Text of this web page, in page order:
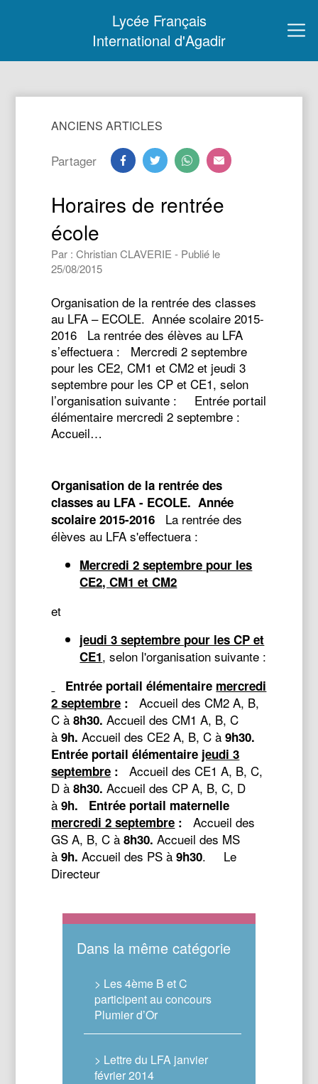
Lycée Français
International d'Agadir
ANCIENS ARTICLES
Partager
Horaires de rentrée
école
Par : Christian CLAVERIE - Publié le
25/08/2015
Organisation de la rentrée des classes
au LFA – ECOLE. Année scolaire 2015-
2016 La rentrée des élèves au LFA
s’effectuera : Mercredi 2 septembre
pour les CE2, CM1 et CM2 et jeudi 3
septembre pour les CP et CE1, selon
l’organisation suivante : Entrée portail
élémentaire mercredi 2 septembre :
Accueil…
Organisation de la rentrée des
classes au LFA - ECOLE. Année
scolaire 2015-2016
La rentrée des
élèves au LFA s'effectuera :
Mercredi 2 septembre pour les
CE2, CM1 et CM2
et
jeudi 3 septembre pour les CP et
CE1, selon l'organisation suivante :
Entrée portail élémentaire mercredi
2 septembre : Accueil des CM2 A, B,
C à8h30. Accueil des CM1 A, B, C
à 9h. Accueil des CE2 A, B, C à 9h30.
Entrée portail élémentaire jeudi 3
septembre : Accueil des CE1 A, B, C,
D à8h30. Accueil des CP A, B, C, D
à9h.
Entrée portail maternelle
mercredi 2 septembre : Accueil des
GS A, B, C à 8h30. Accueil des MS
à9h. Accueil des PS à9h30. Le
Directeur
Dans la même catégorie
> Les 4ème B et C
participent au concours
Plumier d’Or
> Lettre du LFA janvier
février 2014